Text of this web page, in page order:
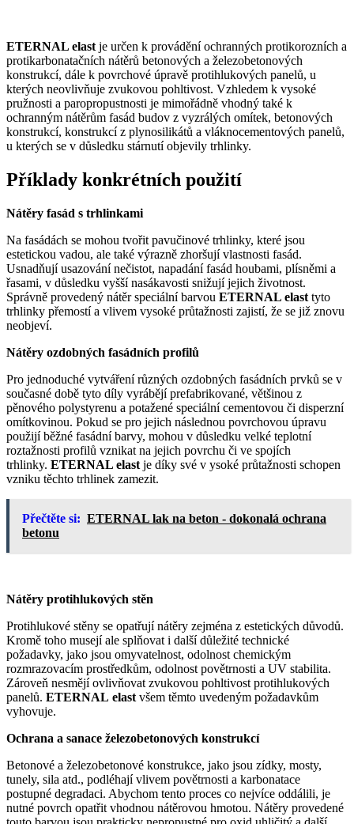
ETERNAL elast je určen k provádění ochranných protikorozních a
protikarbonatačních nátěrů betonových a železobetonových
konstrukcí, dále k povrchové úpravě protihlukových panelů, u
kterých neovlivňuje zvukovou pohltivost. Vzhledem k vysoké
pružnosti a paropropustnosti je mimořádně vhodný také k
ochranným nátěrům fasád budov z vyzrálých omítek, betonových
konstrukcí, konstrukcí z plynosilikátů a vláknocementových panelů,
u kterých se v důsledku stárnutí objevily trhlinky.
Příklady konkrétních použití
Nátěry fasád s trhlinkami
Na fasádách se mohou tvořit pavučinové trhlinky, které jsou
estetickou vadou, ale také výrazně zhoršují vlastnosti fasád.
Usnadňují usazování nečistot, napadání fasád houbami, plísněmi a
řasami, v důsledku vyšší nasákavosti snižují jejich životnost.
Správně provedený nátěr speciální barvou ETERNAL elast tyto
trhlinky přemostí a vlivem vysoké průtažnosti zajistí, že se již znovu
neobjeví.
Nátěry ozdobných fasádních profilů
Pro jednoduché vytváření různých ozdobných fasádních prvků se v
současné době tyto díly vyrábějí prefabrikované, většinou z
pěnového polystyrenu a potažené speciální cementovou či disperzní
omítkovinou. Pokud se pro jejich následnou povrchovou úpravu
použijí běžné fasádní barvy, mohou v důsledku velké teplotní
roztažnosti profilů vznikat na jejich povrchu či ve spojích
trhlinky. ETERNAL elast je díky své v ysoké průtažnosti schopen
vzniku těchto trhlinek zamezit.
Přečtěte si: ETERNAL lak na beton - dokonalá ochrana
betonu
Nátěry protihlukových stěn
Protihlukové stěny se opatřují nátěry zejména z estetických důvodů.
Kromě toho musejí ale splňovat i další důležité technické
požadavky, jako jsou omyvatelnost, odolnost chemickým
rozmrazovacím prostředkům, odolnost povětrnosti a UV stabilita.
Zároveň nesmějí ovlivňovat zvukovou pohltivost protihlukových
panelů. ETERNAL elast všem těmto uvedeným požadavkům
vyhovuje.
Ochrana a sanace železobetonových konstrukcí
Betonové a železobetonové konstrukce, jako jsou zídky, mosty,
tunely, sila atd., podléhají vlivem povětrnosti a karbonatace
postupné degradaci. Abychom tento proces co nejvíce oddálili, je
nutné povrch opatřit vhodnou nátěrovou hmotou. Nátěry provedené